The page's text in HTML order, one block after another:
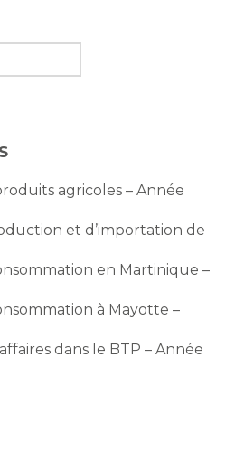
agricoles – Année
et d’importation de
en Martinique –
à Mayotte –
dans le BTP – Année